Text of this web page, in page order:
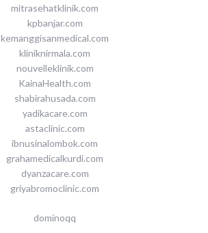
mitrasehatklinik.com
kpbanjar.com
kemanggisanmedical.com
kliniknirmala.com
nouvelleklinik.com
KainaHealth.com
shabirahusada.com
yadikacare.com
astaclinic.com
ibnusinalombok.com
grahamedicalkurdi.com
dyanzacare.com
griyabromoclinic.com
dominoqq